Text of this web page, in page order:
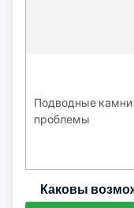
Подводные камни
проблемы
Каковы